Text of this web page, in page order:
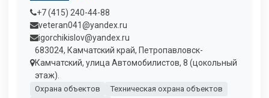
+7 (415) 240-44-88
veteran041@yandex.ru
igorchikislov@yandex.ru
683024, Камчатский край, Петропавловск-
Камчатский, улица Автомобилистов, 8 (цокольный
этаж).
Охрана объектов
Техническая охрана объектов